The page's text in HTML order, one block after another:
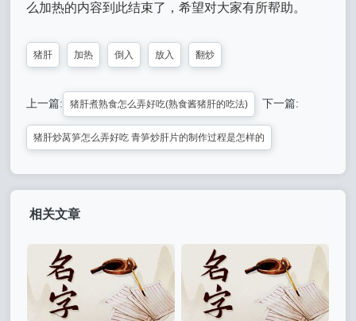
么加热的内容到此结束了，希望对大家有所帮助。
猪肝 加热 倒入 放入 翻炒
上一篇: 猪肝煮熟食怎么弄好吃(熟食酱猪肝的吃法) 下一篇:
猪肝炒莴笋怎么弄好吃 青笋炒肝片的制作过程是怎样的
相关文章